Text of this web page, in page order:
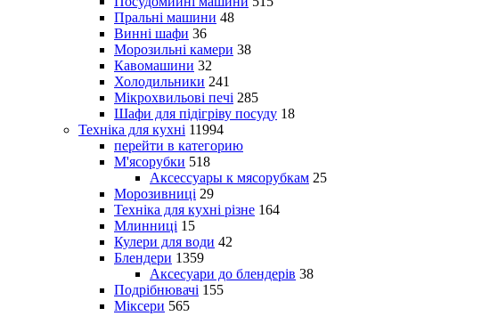
Пральні машини 48
Винні шафи 36
Морозильні камери 38
Кавомашини 32
Холодильники 241
Мікрохвильові печі 285
Шафи для підігріву посуду 18
Техніка для кухні 11994
перейти в категорию
М'ясорубки 518
Аксессуары к мясорубкам 25
Морозивниці 29
Техніка для кухні різне 164
Млинниці 15
Кулери для води 42
Блендери 1359
Аксесуари до блендерів 38
Подрібнювачі 155
Міксери 565